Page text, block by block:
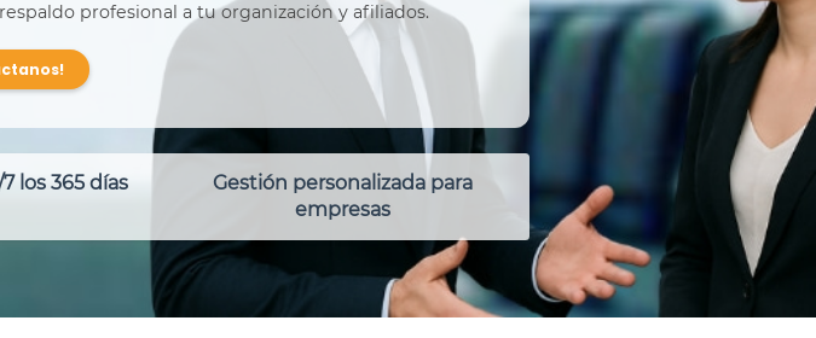
profesional a tu organización y afiliados.
los 365 días
Gestión personalizada para
empresas